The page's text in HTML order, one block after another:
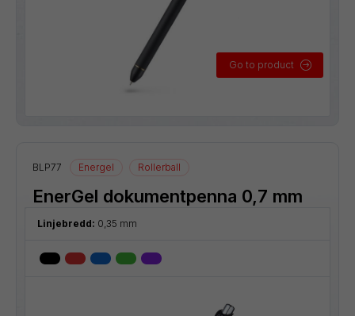
Go to product
BLP77 Energel Rollerball
EnerGel dokumentpenna 0,7 mm
Linjebredd: 0,35 mm